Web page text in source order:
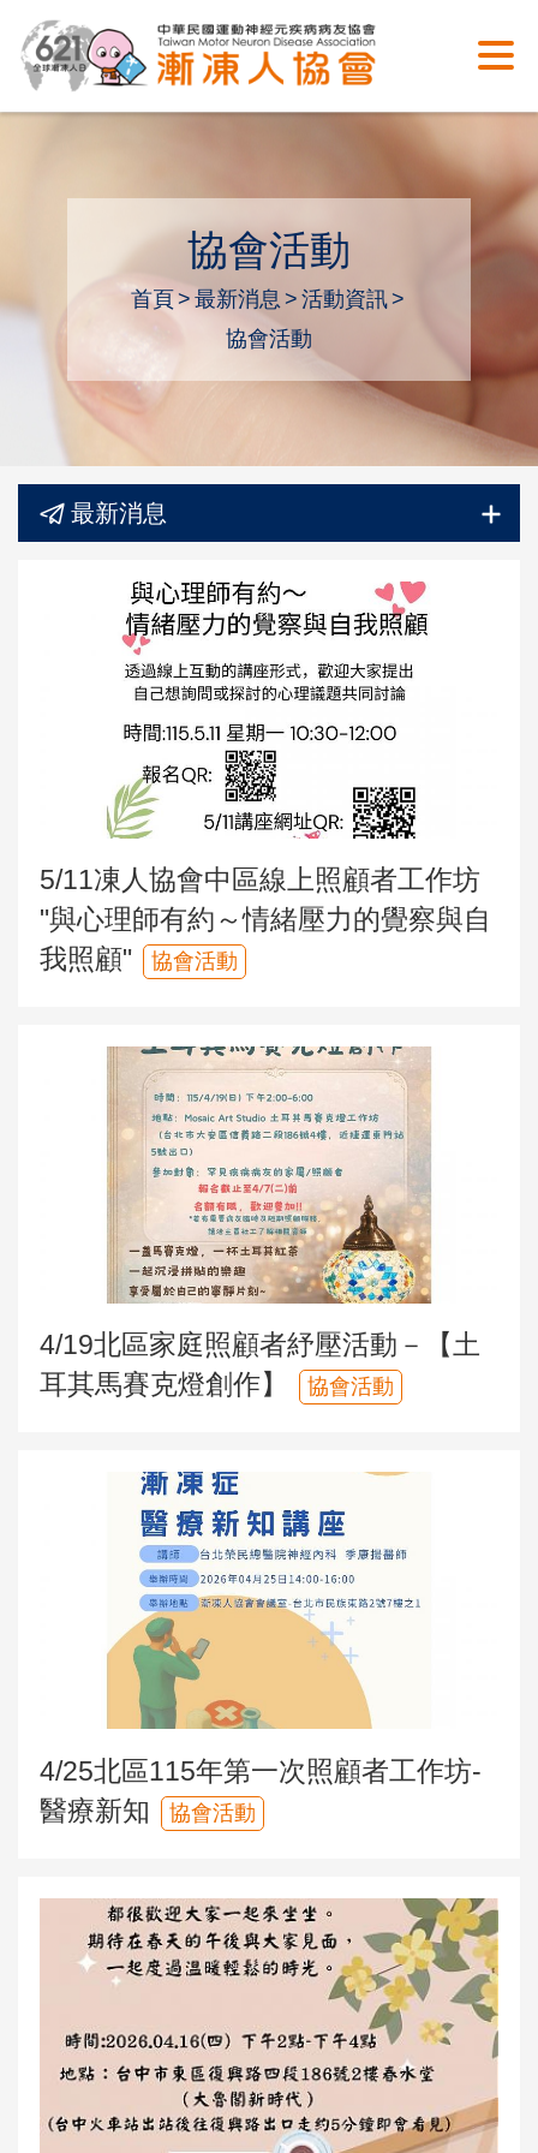
協會活動
首頁 最新消息
活動資訊
協會活動
最新消息
5/11凍人協會中區線上照顧者工作坊
"與心理師有約～情緒壓力的覺察與自
我照顧"
協會活動
4/19北區家庭照顧者紓壓活動－【土
耳其馬賽克燈創作】
協會活動
4/25北區115年第一次照顧者工作坊-
醫療新知
協會活動